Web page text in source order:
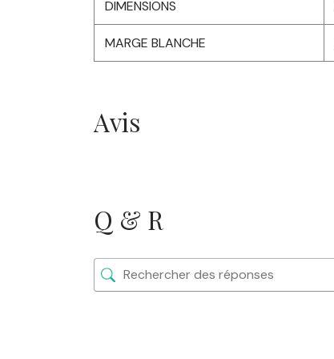
DIMENSIONS
MARGE BLANCHE
Avis
Q & R